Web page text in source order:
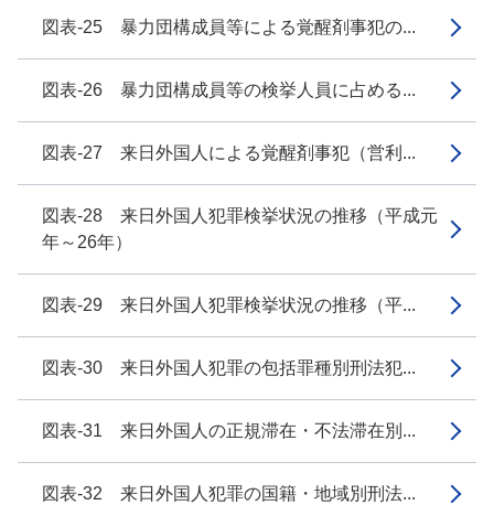
図表-25 暴力団構成員等による覚醒剤事犯の...
図表-26 暴力団構成員等の検挙人員に占める...
図表-27 来日外国人による覚醒剤事犯（営利...
図表-28 来日外国人犯罪検挙状況の推移（平成元
年～26年）
図表-29 来日外国人犯罪検挙状況の推移（平...
図表-30 来日外国人犯罪の包括罪種別刑法犯...
図表-31 来日外国人の正規滞在・不法滞在別...
図表-32 来日外国人犯罪の国籍・地域別刑法...